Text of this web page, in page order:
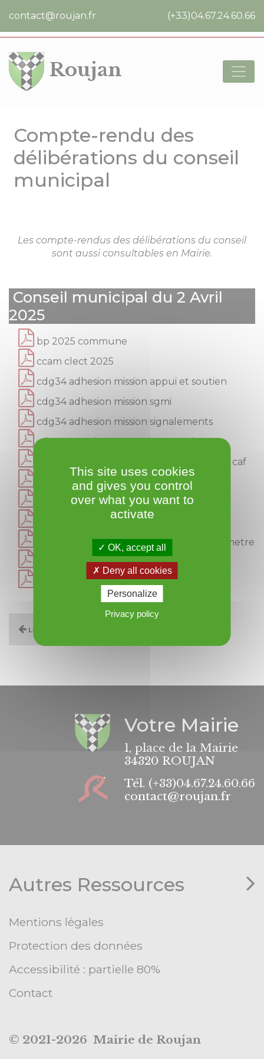
contact@roujan.fr (+33)04.67.24.60.66
Roujan
Compte-rendu des
délibérations du conseil
municipal
Les compte-rendus des délibérations du conseil
sont aussi consultables en Mairie.
Conseil municipal du 2 Avril
2025
bp 2025 commune
ccam clect 2025
cdg34 adhesion mission appui et soutien
cdg34 adhesion mission sgmi
cdg34 adhesion mission signalements
cdg34 mandat assurance statutaire
creation alp lucie aubrsc dde subvention caf
etat 1259
fongibilite des credits
herault energies ajout de lanternes
phlv operation facades modification perimetre
subventions aux associations 2025
taux des taxes 2025
Les Conseils municipaux
Votre Mairie
1, place de la Mairie
34320 ROUJAN
Tél. (+33)04.67.24.60.66
contact@roujan.fr
Autres Ressources
Mentions légales
Protection des données
Accessibilité : partielle 80%
Contact
© 2021-2026 Mairie de Roujan
This site uses cookies
and gives you control
over what you want to
activate
OK, accept all
Deny all cookies
Personalize
Privacy policy